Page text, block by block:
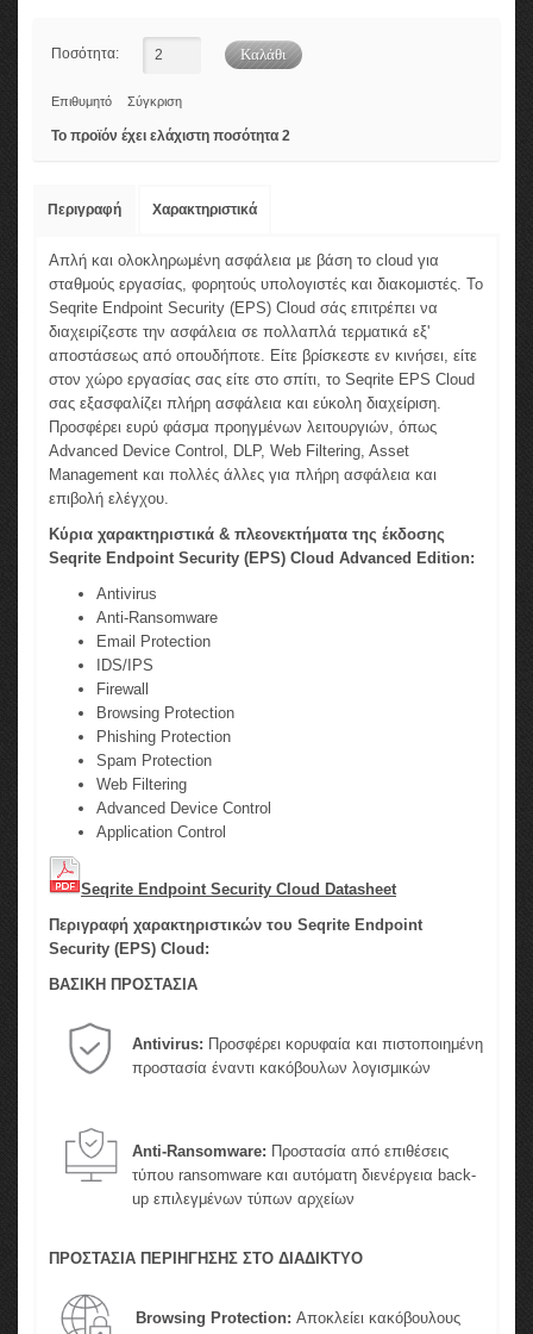
Ποσότητα:
Επιθυμητό Σύγκριση
Το προϊόν έχει ελάχιστη ποσότητα 2
Περιγραφή Χαρακτηριστικά
Απλή και ολοκληρωμένη ασφάλεια με βάση το cloud για
σταθμούς εργασίας, φορητούς υπολογιστές και διακομιστές. Το
Seqrite Endpoint Security (EPS) Cloud σάς επιτρέπει να
διαχειρίζεστε την ασφάλεια σε πολλαπλά τερματικά εξ'
αποστάσεως από οπουδήποτε. Είτε βρίσκεστε εν κινήσει, είτε
στον χώρο εργασίας σας είτε στο σπίτι, το Seqrite EPS Cloud
σας εξασφαλίζει πλήρη ασφάλεια και εύκολη διαχείριση.
Προσφέρει ευρύ φάσμα προηγμένων λειτουργιών, όπως
Advanced Device Control, DLP, Web Filtering, Asset
Management και πολλές άλλες για πλήρη ασφάλεια και
επιβολή ελέγχου.
Κύρια χαρακτηριστικά & πλεονεκτήματα της έκδοσης
Seqrite Endpoint Security (EPS) Cloud Advanced Edition:
Antivirus
Anti-Ransomware
Email Protection
IDS/IPS
Firewall
Browsing Protection
Phishing Protection
Spam Protection
Web Filtering
Advanced Device Control
Application Control
Seqrite Endpoint Security Cloud Datasheet
Περιγραφή χαρακτηριστικών του Seqrite Endpoint
Security (EPS) Cloud:
ΒΑΣΙΚΗ ΠΡΟΣΤΑΣΙΑ
Antivirus: Προσφέρει κορυφαία και πιστοποιημένη
προστασία έναντι κακόβουλων λογισμικών
Anti-Ransomware: Προστασία από επιθέσεις
τύπου ransomware και αυτόματη διενέργεια back-
up επιλεγμένων τύπων αρχείων
ΠΡΟΣΤΑΣΙΑ ΠΕΡΙΗΓΗΣΗΣ ΣΤΟ ΔΙΑΔΙΚΤΥΟ
Browsing Protection: Αποκλείει κακόβουλους